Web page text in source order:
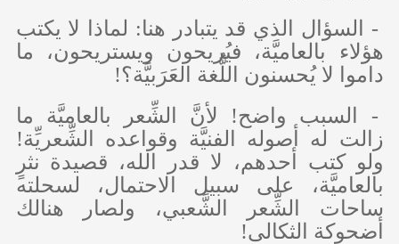
- السؤال الذي قد يتبادر هنا: لماذا لا يكتب
هؤلاء بالعاميَّة، فيُريحون ويستريحون، ما
داموا لا يُحسنون اللُّغة العَرَبيَّة؟!
- السبب واضح! لأنَّ الشِّعر بالعاميَّة ما
زالت له أصوله الفنيَّة وقواعده الشِّعريِّة!
ولو كتب أحدهم، لا قدر الله، قصيدة نثرٍ
بالعاميَّة، على سبيل الاحتمال، لسحلته
ساحات الشِّعر الشَّعبي، ولصار هنالك
أضحوكة الثكالى!